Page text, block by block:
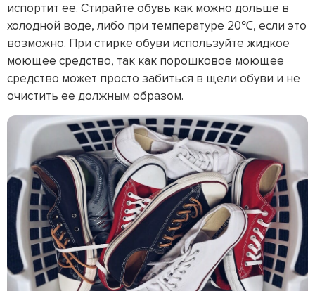
испортит ее. Стирайте обувь как можно дольше в
холодной воде, либо при температуре 20℃, если это
возможно. При стирке обуви используйте жидкое
моющее средство, так как порошковое моющее
средство может просто забиться в щели обуви и не
очистить ее должным образом.